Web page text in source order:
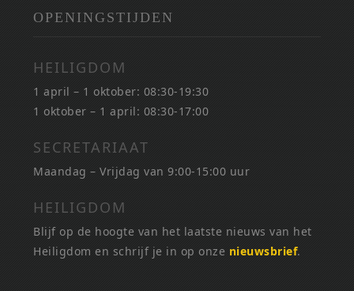
OPENINGSTIJDEN
HEILIGDOM
1 april – 1 oktober: 08:30-19:30
1 oktober – 1 april: 08:30-17:00
SECRETARIAAT
Maandag – Vrijdag van 9:00-15:00 uur
HEILIGDOM
Blijf op de hoogte van het laatste nieuws van het
Heiligdom en schrijf je in op onze nieuwsbrief.